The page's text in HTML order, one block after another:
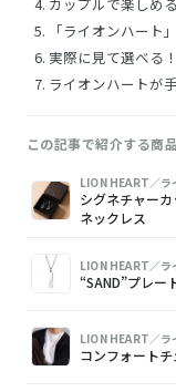
カップルで楽しめ
「ライオンハート
実際に見て選べる
ライオンハートが
この記事で紹介する商
画
像
商
品
購
入
LION HEART／ラ
シグネチャー
ネックレス
LION HEART／ラ
“SAND”プレー
LION HEART／ラ
コンフォート